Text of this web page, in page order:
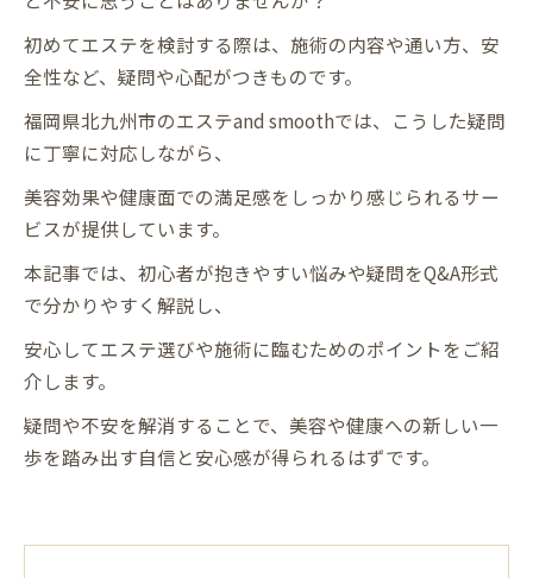
初めてエステを検討する際は、施術の内容や通い方、安
全性など、疑問や心配がつきものです。
福岡県北九州市のエステand smoothでは、こうした疑問
に丁寧に対応しながら、
美容効果や健康面での満足感をしっかり感じられるサー
ビスが提供しています。
本記事では、初心者が抱きやすい悩みや疑問をQ&A形式
で分かりやすく解説し、
安心してエステ選びや施術に臨むためのポイントをご紹
介します。
疑問や不安を解消することで、美容や健康への新しい一
歩を踏み出す自信と安心感が得られるはずです。